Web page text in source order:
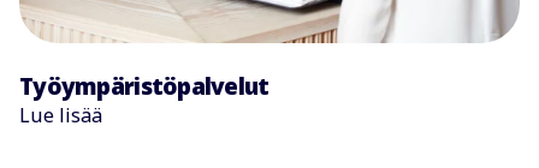
Työympäristöpalvelut
Lue lisää